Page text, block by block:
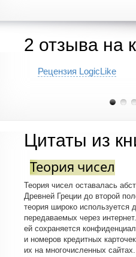
помогает:
железных дорог);
Обеспечивать надежную
Шифровать сообщения;
Распределять рекламные
Из предисловия
После длинного перелета и
в очереди я, наконец,
указательный палец на
Атланты.
Унесенные ветром...
— С какой целью Вы
2 отзыва на
Рецензия LogiсLike
Цитаты из
Теория чисел
Теория чисел оставалась
Древней Греции до второй
теория широко
передаваемых через
ей сохраняется
и номеров кредитных
их на многочисленных сайтах.